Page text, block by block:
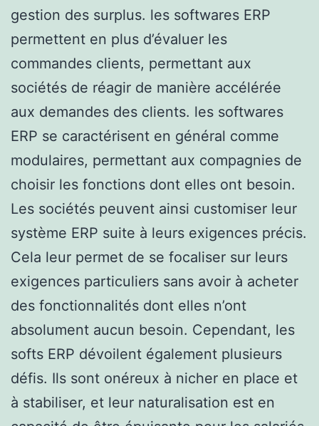
gestion des surplus. les softwares ERP
permettent en plus d’évaluer les
commandes clients, permettant aux
sociétés de réagir de manière accélérée
aux demandes des clients. les softwares
ERP se caractérisent en général comme
modulaires, permettant aux compagnies de
choisir les fonctions dont elles ont besoin.
Les sociétés peuvent ainsi customiser leur
système ERP suite à leurs exigences précis.
Cela leur permet de se focaliser sur leurs
exigences particuliers sans avoir à acheter
des fonctionnalités dont elles n’ont
absolument aucun besoin. Cependant, les
softs ERP dévoilent également plusieurs
défis. Ils sont onéreux à nicher en place et
à stabiliser, et leur naturalisation est en